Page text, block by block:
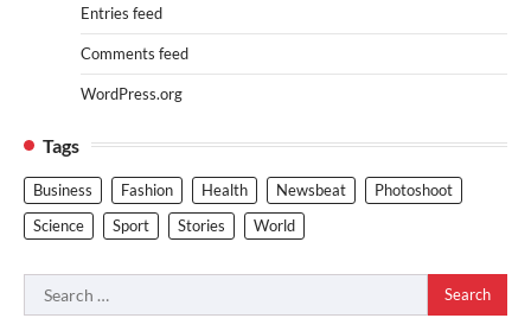
Entries feed
Comments feed
WordPress.org
Tags
Business Fashion Health Newsbeat
Photoshoot
Science
Sport Stories World
Search
for: